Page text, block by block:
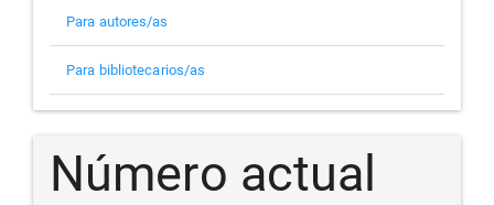
Para autores/as
Para bibliotecarios/as
Número actual